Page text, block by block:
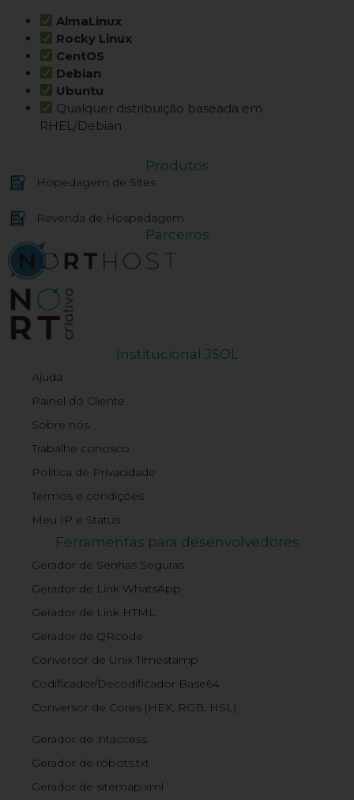
AlmaLinux
Rocky Linux
CentOS
Debian
Ubuntu
Qualquer distribuição baseada em
RHEL/Debian
Produtos
Hopedagem de Sites
Revenda de Hospedagem
Parceiros
Institucional JSOL
Ajuda
Painel do Cliente
Sobre nós
Trabalhe conosco
Política de Privacidade
Termos e condições
Meu IP e Status
Ferramentas para desenvolvedores
Gerador de Senhas Seguras
Gerador de Link WhatsApp
Gerador de Link HTML
Gerador de QRcode
Conversor de Unix Timestamp
Codificador/Decodificador Base64
Conversor de Cores (HEX, RGB, HSL)
Gerador de .htaccess
Gerador de robots.txt
Gerador de sitemap.xml